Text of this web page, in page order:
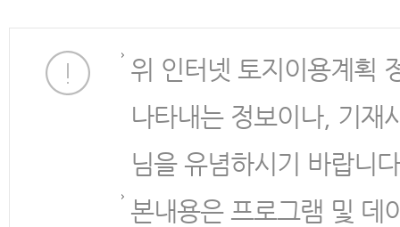
위 인터넷 토지이용계획
나타내는 정보이나, 기재
님을 유념하시기 바랍니
본내용은 프로그램 및 데